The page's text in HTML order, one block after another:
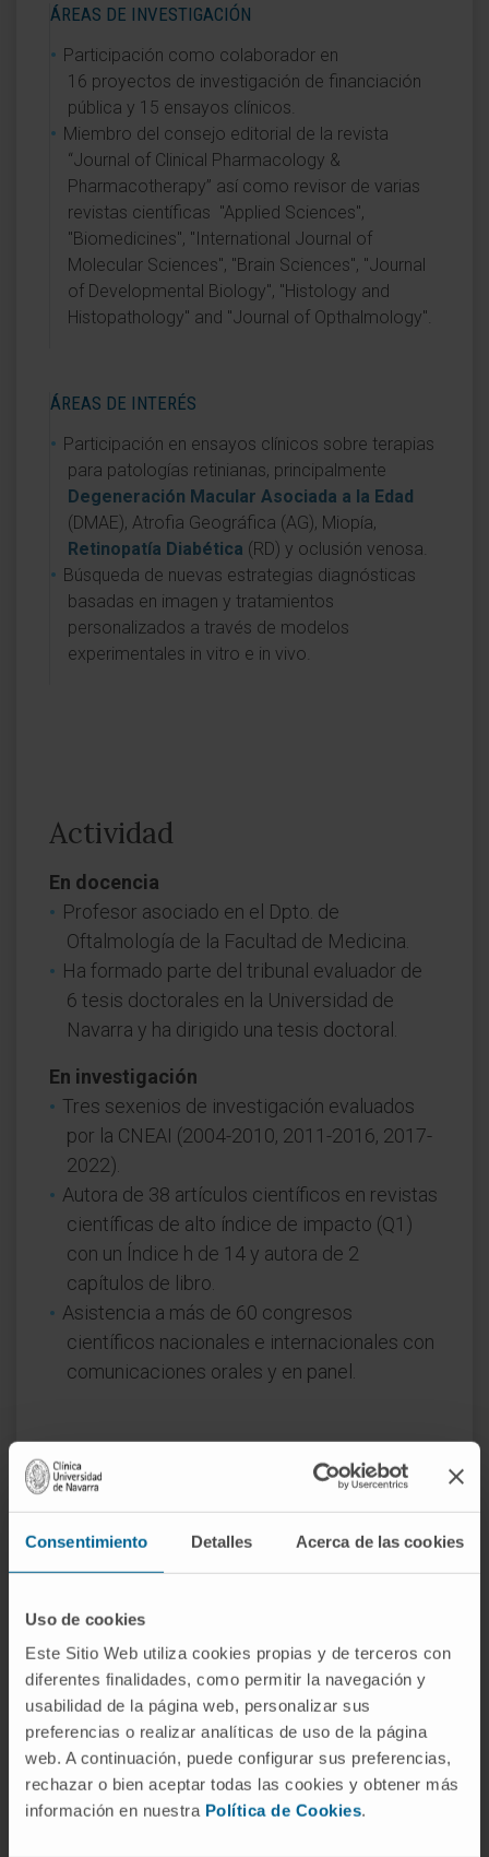
Consentimiento Detalles Acerca de las cookies
Uso de cookies
Este Sitio Web utiliza cookies propias y de terceros con
diferentes finalidades, como permitir la navegación y
usabilidad de la página web, personalizar sus
preferencias o realizar analíticas de uso de la página
web. A continuación, puede configurar sus preferencias,
rechazar o bien aceptar todas las cookies y obtener más
información en nuestra Política de Cookies.
ÁREAS DE INVESTIGACIÓN
Participación como colaborador en
16 proyectos de investigación de financiación
pública y 15 ensayos clínicos.
Miembro del consejo editorial de la revista
“Journal of Clinical Pharmacology &
Pharmacotherapy” así como revisor de varias
revistas científicas "Applied Sciences",
"Biomedicines", "International Journal of
Molecular Sciences", "Brain Sciences", "Journal
of Developmental Biology", "Histology and
Histopathology" and "Journal of Opthalmology".
ÁREAS DE INTERÉS
Participación en ensayos clínicos sobre terapias
para patologías retinianas, principalmente
Degeneración Macular Asociada a la Edad
(DMAE), Atrofia Geográfica (AG), Miopía,
Retinopatía Diabética (RD) y oclusión venosa.
Búsqueda de nuevas estrategias diagnósticas
basadas en imagen y tratamientos
personalizados a través de modelos
experimentales in vitro e in vivo.
Actividad
En docencia
Profesor asociado en el Dpto. de
Oftalmología de la Facultad de Medicina.
Ha formado parte del tribunal evaluador de
6 tesis doctorales en la Universidad de
Navarra y ha dirigido una tesis doctoral.
En investigación
Tres sexenios de investigación evaluados
por la CNEAI (2004-2010, 2011-2016, 2017-
2022).
Autora de 38 artículos científicos en revistas
científicas de alto índice de impacto (Q1)
con un Índice h de 14 y autora de 2
capítulos de libro.
Asistencia a más de 60 congresos
científicos nacionales e internacionales con
comunicaciones orales y en panel.
Premio a la mejor presentación científica.
"Estudio comparativo de tres modelos de
glaucoma experimental en ratas". III Reunión
anual de Glaucoma (RAG). Alicante,
Septiembre 2003.
Premio Extraordinario de tesis doctoral
Universidad del País vasco (UPV/EHU)